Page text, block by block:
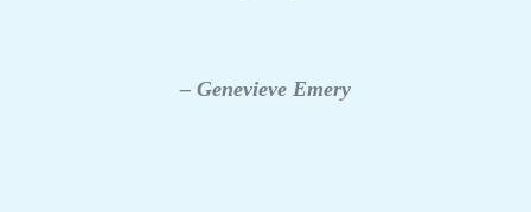
– Genevieve Emery